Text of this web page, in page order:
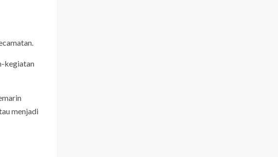
kegiatan
menjadi